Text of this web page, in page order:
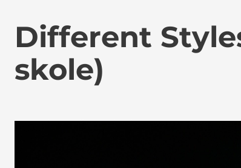
Different
skole)